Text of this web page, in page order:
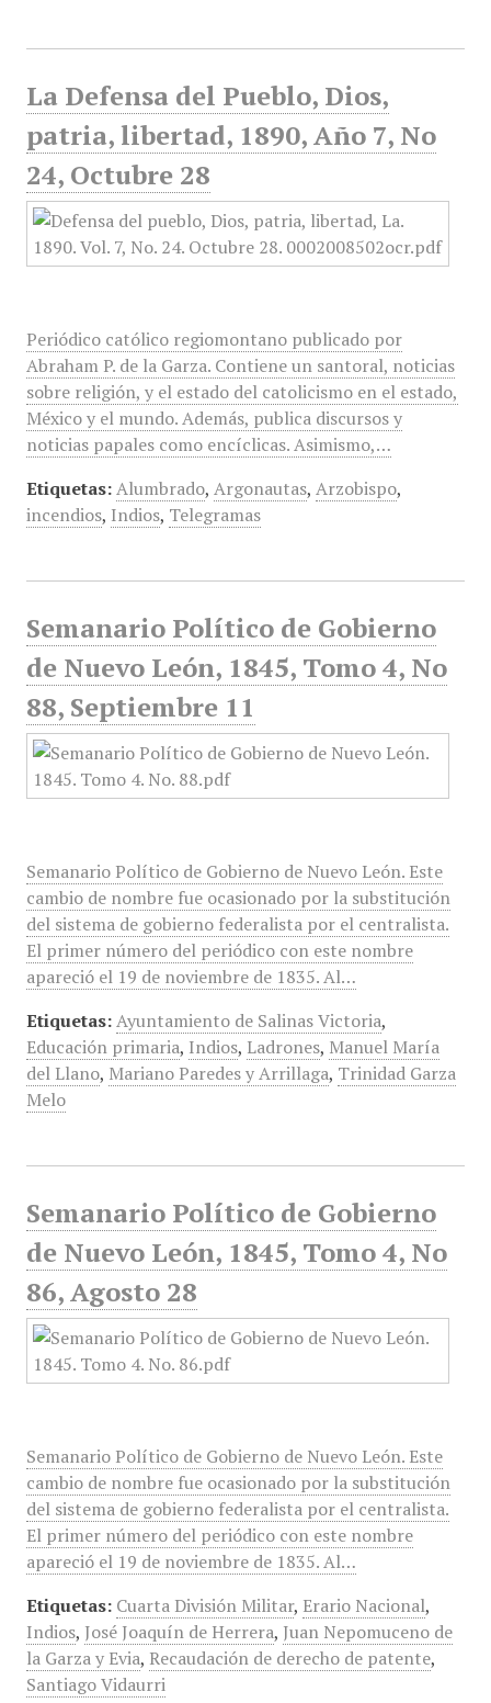
La Defensa del Pueblo, Dios,
patria, libertad, 1890, Año 7, No
24, Octubre 28
Periódico católico regiomontano publicado por
Abraham P. de la Garza. Contiene un santoral, noticias
sobre religión, y el estado del catolicismo en el estado,
México y el mundo. Además, publica discursos y
noticias papales como encíclicas. Asimismo,…
Etiquetas: Alumbrado, Argonautas, Arzobispo,
incendios, Indios, Telegramas
Semanario Político de Gobierno
de Nuevo León, 1845, Tomo 4, No
88, Septiembre 11
Semanario Político de Gobierno de Nuevo León. Este
cambio de nombre fue ocasionado por la substitución
del sistema de gobierno federalista por el centralista.
El primer número del periódico con este nombre
apareció el 19 de noviembre de 1835. Al…
Etiquetas: Ayuntamiento de Salinas Victoria,
Educación primaria, Indios, Ladrones, Manuel María
del Llano, Mariano Paredes y Arrillaga, Trinidad Garza
Melo
Semanario Político de Gobierno
de Nuevo León, 1845, Tomo 4, No
86, Agosto 28
Semanario Político de Gobierno de Nuevo León. Este
cambio de nombre fue ocasionado por la substitución
del sistema de gobierno federalista por el centralista.
El primer número del periódico con este nombre
apareció el 19 de noviembre de 1835. Al…
Etiquetas: Cuarta División Militar, Erario Nacional,
Indios, José Joaquín de Herrera, Juan Nepomuceno de
la Garza y Evia, Recaudación de derecho de patente,
Santiago Vidaurri